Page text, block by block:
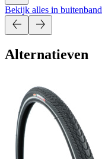
Bekijk alles in buitenband
Alternatieven